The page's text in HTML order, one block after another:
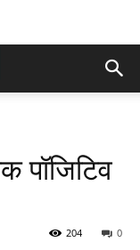
पॉजिटिव
0
204